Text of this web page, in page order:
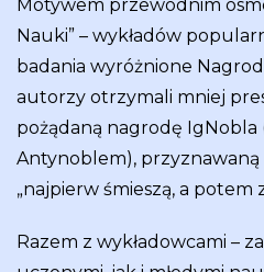
Motywem przewodnim
Nauki” – wykładów
badania wyróżnione
autorzy otrzymali mniej
pożądaną nagrodę IgNobla
Antynoblem), przyznawaną
„najpierw śmieszą, a potem
Razem z wykładowcami –